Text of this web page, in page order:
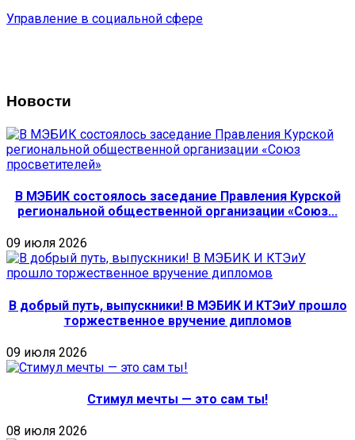
Управление в социальной сфере
Новости
В МЭБИК состоялось заседание Правления Курской
региональной общественной организации «Союз...
09 июля 2026
В добрый путь, выпускники! В МЭБИК И КТЭиУ прошло
торжественное вручение дипломов
09 июля 2026
Стимул мечты — это сам ты!
08 июля 2026